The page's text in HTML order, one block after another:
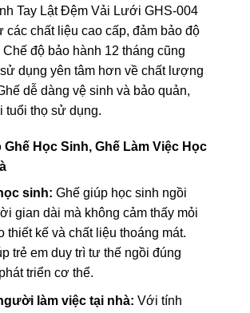
Tay Lật Đệm Vải Lưới GHS-004
các chất liệu cao cấp, đảm bảo độ
Chế độ bảo hành 12 tháng cũng
dụng yên tâm hơn về chất lượng
dễ dàng vệ sinh và bảo quản,
tuổi thọ sử dụng.
Ghế Học Sinh, Ghế Làm Việc Học
sinh: Ghế giúp học sinh ngồi
gian dài mà không cảm thấy mỏi
thiết kế và chất liệu thoáng mát.
trẻ em duy trì tư thế ngồi đúng
triển cơ thể.
làm việc tại nhà: Với tính